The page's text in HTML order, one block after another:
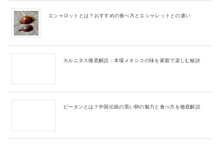
エシャロットとは？おすすめの食べ方とエシャレットとの違い
カルニタス徹底解説：本場メキシコの味を家庭で楽しむ秘訣
ピータンとは？中国伝統の黒い卵の魅力と食べ方を徹底解説